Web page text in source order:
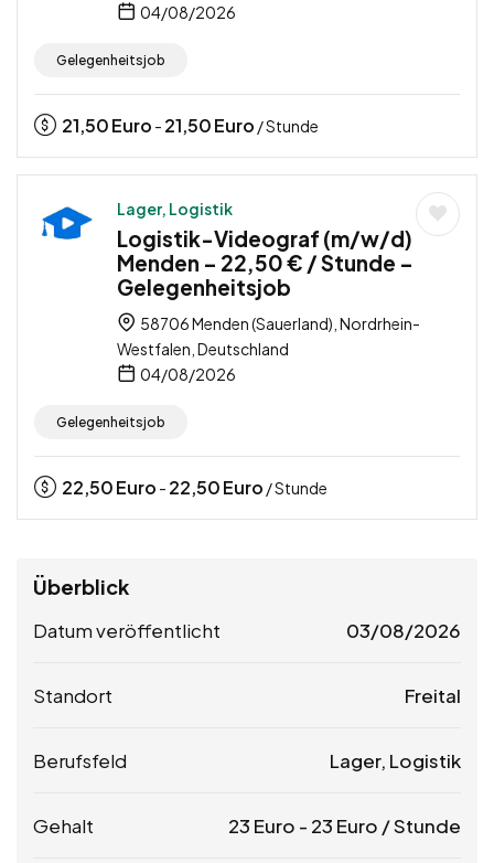
04/08/2026
Gelegenheitsjob
21,50Euro - 21,50Euro / Stunde
Lager, Logistik
Logistik-Videograf (m/w/d)
Menden – 22,50 € / Stunde –
Gelegenheitsjob
58706 Menden (Sauerland), Nordrhein-
Westfalen, Deutschland
04/08/2026
Gelegenheitsjob
22,50Euro - 22,50Euro / Stunde
Überblick
Datum veröffentlicht 03/08/2026
Standort Freital
Berufsfeld Lager, Logistik
Gehalt 23 Euro - 23 Euro / Stunde